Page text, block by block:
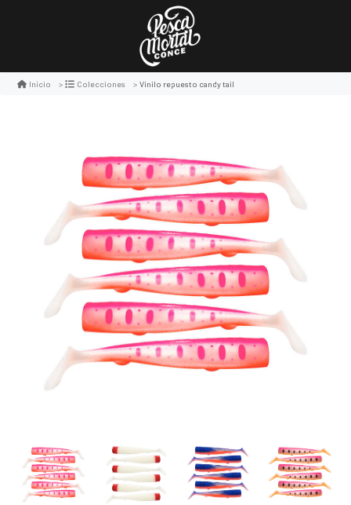
Inicio Colecciones Vinilo repuesto candy tail